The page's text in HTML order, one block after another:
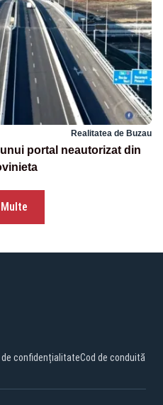
Realitatea de Buzau
portal neautorizat din
de confidențialitateCod de conduită